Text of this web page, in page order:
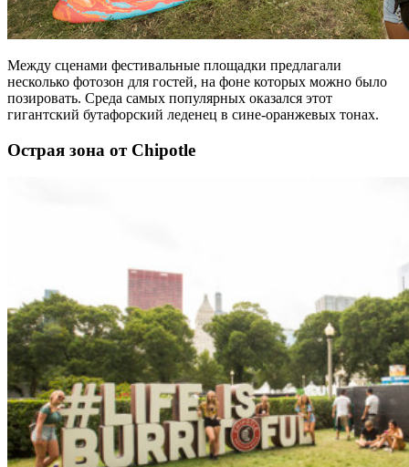
Между сценами фестивальные площадки предлагали
несколько фотозон для гостей, на фоне которых можно было
позировать. Среда самых популярных оказался этот
гигантский бутафорский леденец в сине-оранжевых тонах.
Острая зона от Chipotle